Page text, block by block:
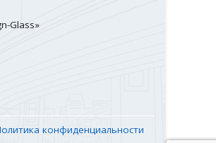
Glass»
конфиденциальности